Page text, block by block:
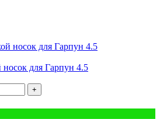
для Гарпун 4.5
+